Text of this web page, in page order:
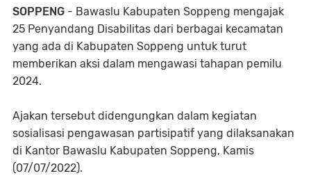
SOPPENG - Bawaslu Kabupaten Soppeng mengajak
25 Penyandang Disabilitas dari berbagai kecamatan
yang ada di Kabupaten Soppeng untuk turut
memberikan aksi dalam mengawasi tahapan pemilu
2024.
Ajakan tersebut didengungkan dalam kegiatan
sosialisasi pengawasan partisipatif yang dilaksanakan
di Kantor Bawaslu Kabupaten Soppeng, Kamis
(07/07/2022).